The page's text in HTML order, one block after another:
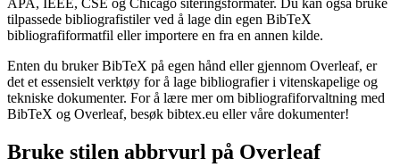
tilpassede bibliografistiler ved å lage din egen BibTeX
bibliografiformatfil eller importere en fra en annen kilde.
Enten du bruker BibTeX på egen hånd eller gjennom Overleaf, er
det et essensielt verktøy for å lage bibliografier i vitenskapelige og
tekniske dokumenter. For å lære mer om bibliografiforvaltning med
BibTeX og Overleaf, besøk bibtex.eu eller våre dokumenter!
Bruke stilen abbrvurl på Overleaf